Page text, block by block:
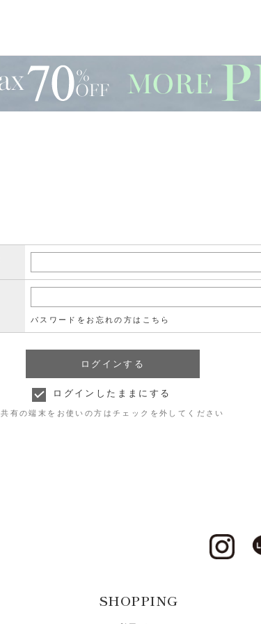
パスワードをお忘れの方はこちら
ログインしたままにする
共有の端末をお使いの方はチェックを外してください
SHOPPING